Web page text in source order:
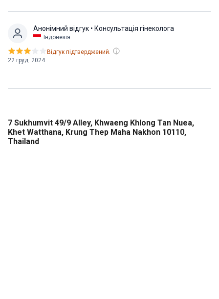
Анонімний відгук • Консультація гінеколога
Індонезія
22 груд. 2024
Відгук підтверджений.
7 Sukhumvit 49/9 Alley, Khwaeng Khlong Tan Nuea,
Khet Watthana, Krung Thep Maha Nakhon 10110,
Thailand